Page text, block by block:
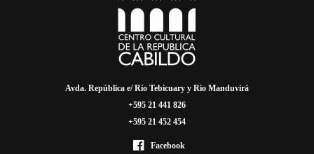
Avda. República e/ Río Tebicuary y Rio Manduvirá
+595 21 441 826
+595 21 452 454
Facebook